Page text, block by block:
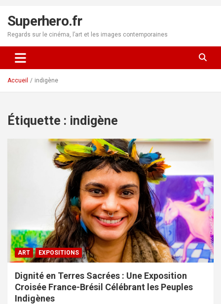
contenu
Superhero.fr
Regards sur le cinéma, l’art et les images contemporaines
Accueil indigène
Étiquette : indigène
ART EXPOSITIONS
Dignité en Terres Sacrées : Une Exposition
Croisée France-Brésil Célébrant les Peuples
Indigènes